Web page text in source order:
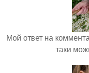
Мой ответ на
таки